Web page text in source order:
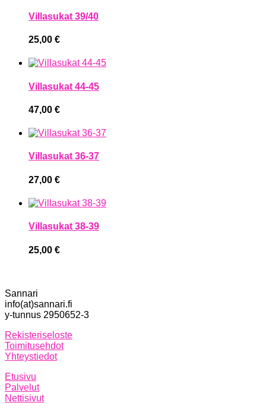
Villasukat 39/40
25,00 €
Villasukat 44-45
47,00 €
Villasukat 36-37
27,00 €
Villasukat 38-39
25,00 €
Sannari
info(at)sannari.fi
y-tunnus 2950652-3
Rekisteriseloste
Toimitusehdot
Yhteystiedot
Etusivu
Palvelut
Nettisivut